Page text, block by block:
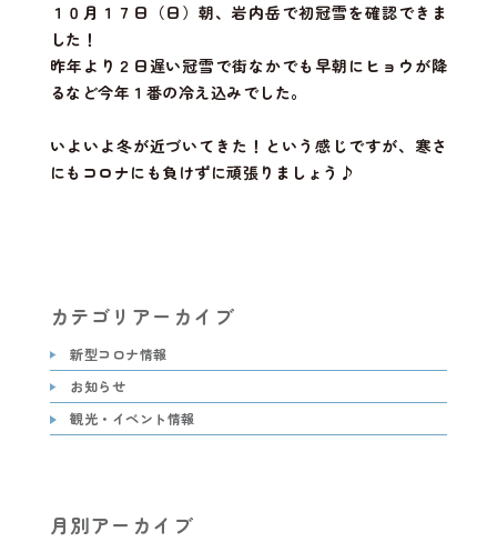
１０月１７日（日）朝、岩内岳で初冠雪を確認できま
した！
昨年より２日遅い冠雪で街なかでも早朝にヒョウが降
るなど今年１番の冷え込みでした。
いよいよ冬が近づいてきた！という感じですが、寒さ
にもコロナにも負けずに頑張りましょう♪
カテゴリアーカイブ
新型コロナ情報
お知らせ
観光・イベント情報
月別アーカイブ